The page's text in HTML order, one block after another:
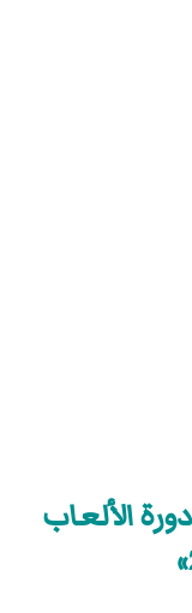
الألعاب